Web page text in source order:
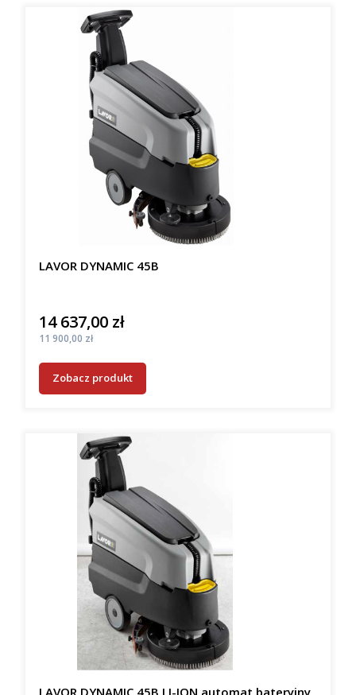
LAVOR DYNAMIC 45B
Cena
14 637,00 zł
Cena
11 900,00 zł
Zobacz produkt
LAVOR DYNAMIC 45B LI-ION automat bateryjny